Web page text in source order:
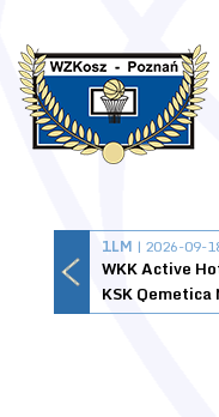
1LM | 2026-09-
WKK Active